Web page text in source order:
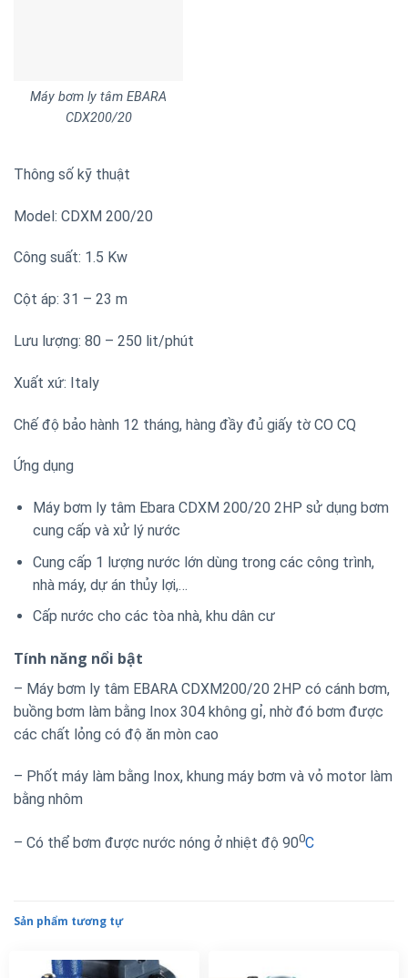
Model: CDXM 200/20
Công suất: 1.5 Kw
Cột áp: 31 – 23 m
Lưu lượng: 80 – 250 lit/phút
Xuất xứ: Italy
Chế độ bảo hành 12 tháng, hàng đầy đủ giấy tờ CO CQ
Ứng dụng
Máy bơm ly tâm Ebara CDXM 200/20 2HP sử dụng bơm
Cung cấp 1 lượng nước lớn dùng trong các công trình,
Cấp nước cho các tòa nhà, khu dân cư
Tính năng nổi bật
– Máy bơm ly tâm EBARA CDXM200/20 2HP có cánh bơm,
buồng bơm làm bằng Inox 304 không gỉ, nhờ đó bơm được
– Phốt máy làm bằng Inox, khung máy bơm và vỏ motor làm
bằng nhôm